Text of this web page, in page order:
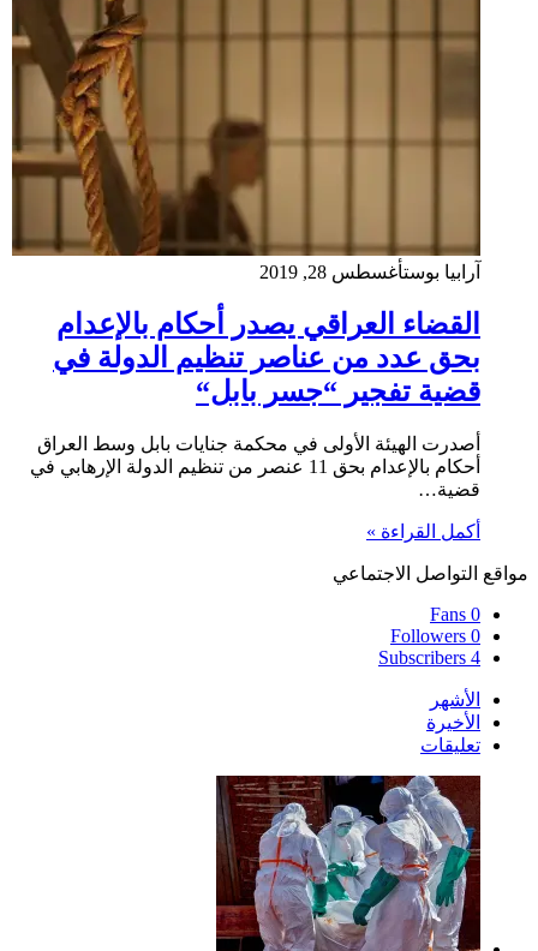
آرابيا بوستأغسطس 28, 2019
القضاء العراقي يصدر أحكام بالإعدام
بحق عدد من عناصر تنظيم الدولة في
قضية تفجير “جسر بابل“
أصدرت الهيئة الأولى في محكمة جنايات بابل وسط العراق
أحكام بالإعدام بحق 11 عنصر من تنظيم الدولة الإرهابي في
قضية…
أكمل القراءة »
مواقع التواصل الاجتماعي
0
Fans
0
Followers
4
Subscribers
الأشهر
الأخيرة
تعليقات